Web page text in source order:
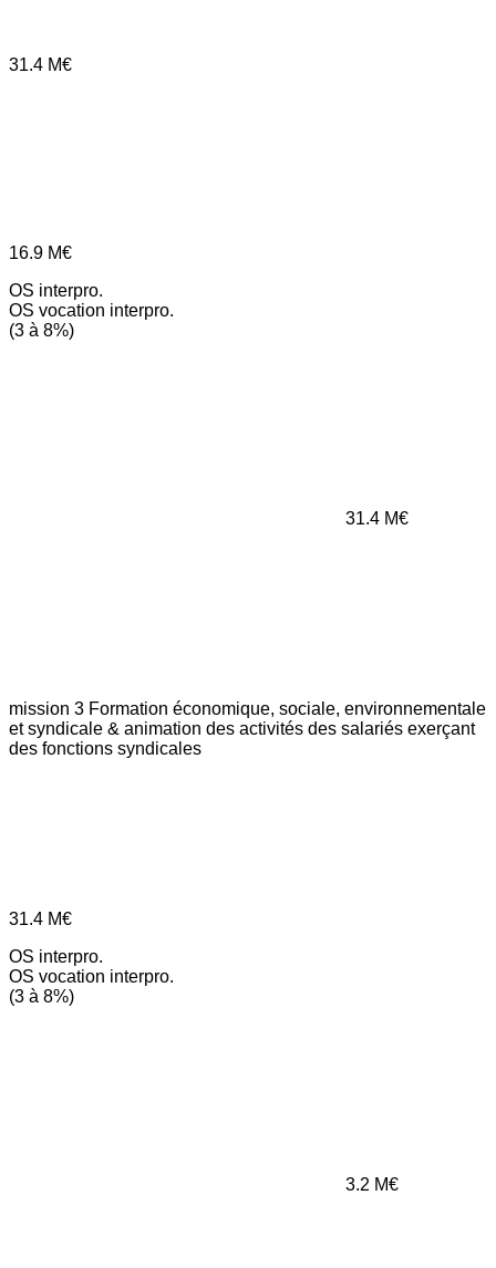
31.4 M€
16.9 M€
OS interpro.
OS vocation interpro.
(3 à 8%)
31.4 M€
mission 3 Formation économique, sociale, environnementale
et syndicale & animation des activités des salariés exerçant
des fonctions syndicales
31.4 M€
OS interpro.
OS vocation interpro.
(3 à 8%)
3.2 M€